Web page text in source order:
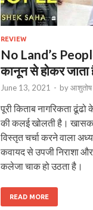
REVIEW
No Land’s
कानून से होकर जाता
June 13, 2021 - byआशुतोष
पूरी किताब नागरिकता
की कलई खोलती है। खासकर
विस्तृत चर्चा करने वाला
कवायद से उपजी निराशा
कलेजा चाक हो उठता है।
READ MORE